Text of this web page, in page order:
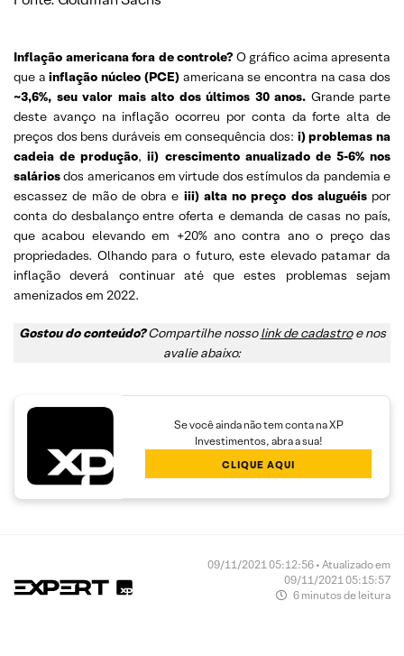
Inflação americana fora de controle? O gráfico acima apresenta
que ainflação núcleo (PCE)americana se encontra na casa dos
~3,6%, seu valor mais alto dos últimos 30 anos. Grande parte
deste avanço na inflação ocorreu por conta da forte alta de
preços dos bens duráveis em consequência dos: i) problemas na
cadeia de produção,ii) crescimento anualizado de 5-6% nos
saláriosdos americanos em virtude dos estímulos da pandemia e
escassez de mão de obra e iii) alta no preço dos aluguéispor
conta do desbalanço entre oferta e demanda de casas no país,
que acabou elevando em +20% ano contra ano o preço das
propriedades. Olhando para o futuro, este elevado patamar da
inflação deverá continuar até que estes problemas sejam
amenizados em 2022.
Gostou do conteúdo?Compartilhe nossolink de cadastroe nos
avalie abaixo:
Se você ainda não tem conta na XP
Investimentos, abra a sua!
CLIQUE AQUI
09/11/2021 05:12:56 • Atualizado em
09/11/2021 05:15:57
6 minutos de leitura